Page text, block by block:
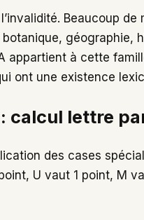
Beaucoup
géographie,
appartient à cette
ont une existence
calcul lettre
des cases
U vaut 1 point, M